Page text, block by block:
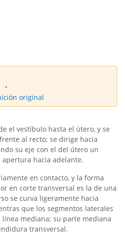
original
el vestíbulo hasta el útero, y se
al recto; se dirige hacia
su eje con el del útero un
apertura hacia adelante.
en contacto, y la forma
en corte transversal es la de una
se curva ligeramente hacia
que los segmentos laterales
línea mediana; su parte mediana
transversal.